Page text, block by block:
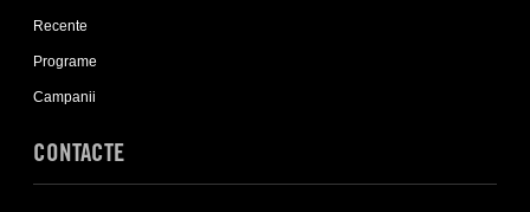
Recente
sub-
list
Recente
Programe
Campanii
CONTACTE